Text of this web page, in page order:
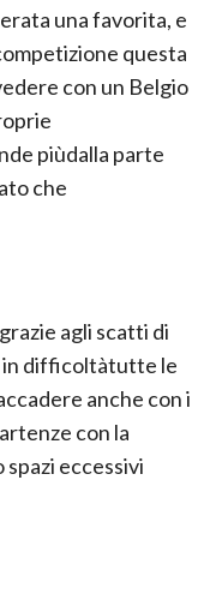
una favorita, e
questa
con un Belgio
piùdalla parte
che
agli scatti di
in difficoltàtutte le
anche con i
con la
eccessivi